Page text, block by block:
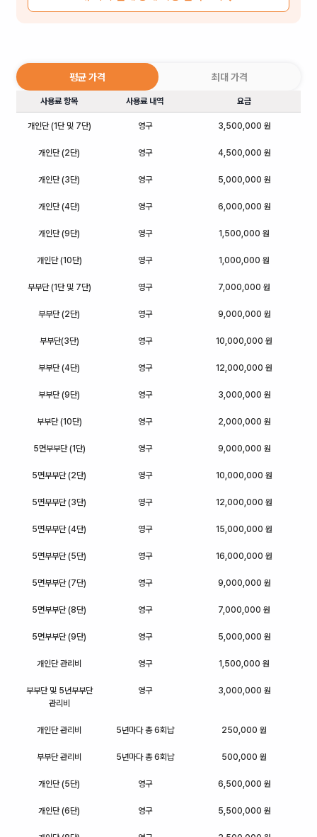
평균 가격 최대 가격
사용료 항목 사용료 내역 요금
개인단 (1단 및 7단) 영구 3,500,000 원
개인단 (2단) 영구 4,500,000 원
개인단 (3단) 영구 5,000,000 원
개인단 (4단) 영구 6,000,000 원
개인단 (9단) 영구 1,500,000 원
개인단 (10단) 영구 1,000,000 원
부부단 (1단 및 7단) 영구 7,000,000 원
부부단 (2단) 영구 9,000,000 원
부부단(3단) 영구 10,000,000 원
부부단 (4단) 영구 12,000,000 원
부부단 (9단) 영구 3,000,000 원
부부단 (10단) 영구 2,000,000 원
5면부부단 (1단) 영구 9,000,000 원
5면부부단 (2단) 영구 10,000,000 원
5면부부단 (3단) 영구 12,000,000 원
5면부부단 (4단) 영구 15,000,000 원
5면부부단 (5단) 영구 16,000,000 원
5면부부단 (7단) 영구 9,000,000 원
5면부부단 (8단) 영구 7,000,000 원
5면부부단 (9단) 영구 5,000,000 원
개인단 관리비 영구 1,500,000 원
부부단 및 5년부부단
관리비
영구 3,000,000 원
개인단 관리비 5년마다 총 6회납 250,000 원
부부단 관리비 5년마다 총 6회납 500,000 원
개인단 (5단) 영구 6,500,000 원
개인단 (6단) 영구 5,500,000 원